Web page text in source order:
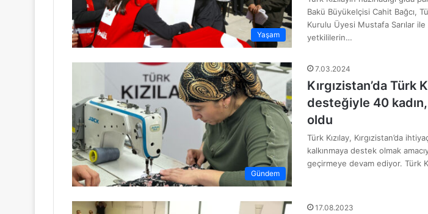
Yaşam
Bakü Büyükelçisi Cahit Bağcı,
Kurulu Üyesi Mustafa Sarılar ile
yetkililerin…
Gündem
7.03.2024
Kırgızistan’da Türk
desteğiyle 40
oldu
Türk Kızılay, Kırgızistan’da
kalkınmaya destek olmak
geçirmeye devam ediyor. Türk
17.08.2023